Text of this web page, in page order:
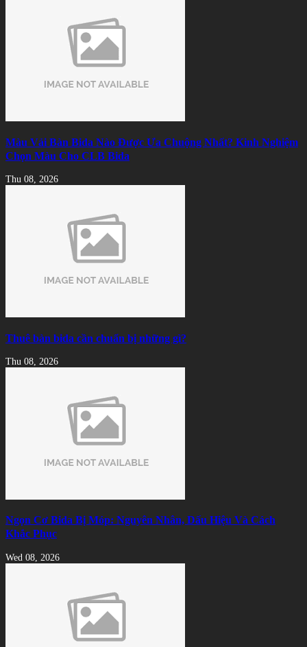
Màu Vải Bàn Bida Nào Được Ưa Chuộng Nhất? Kinh Nghiệm
Chọn Màu Cho CLB Bida
Thu 08, 2026
Thuê bàn bida cần chuẩn bị những gì?
Thu 08, 2026
Ngọn Cơ Bida Bị Móp: Nguyên Nhân, Dấu Hiệu Và Cách
Khắc Phục
Wed 08, 2026